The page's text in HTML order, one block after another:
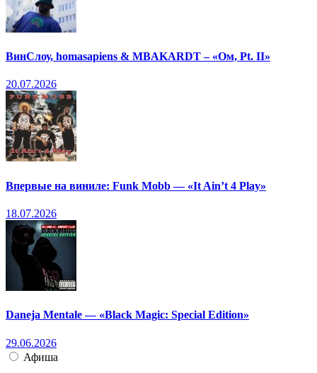
ВинСлоу, homasapiens & MBAKARDT – «Ом, Pt. II»
20.07.2026
Впервые на виниле: Funk Mobb — «It Ain’t 4 Play»
18.07.2026
Daneja Mentale — «Black Magic: Special Edition»
29.06.2026
Афиша